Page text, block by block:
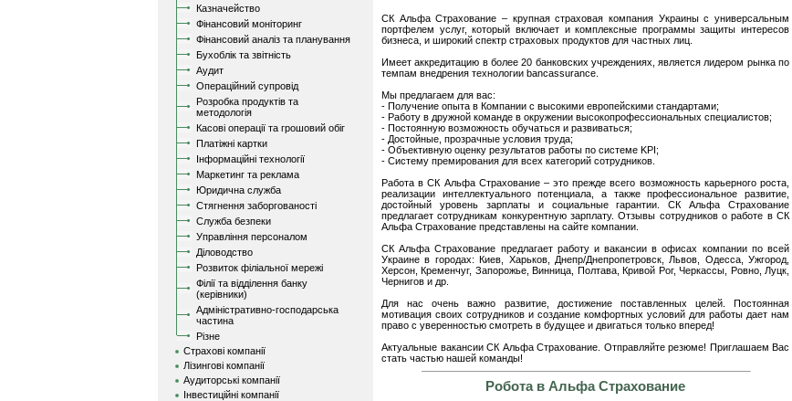
Казначейство
Фінансовий моніторинг
Фінансовий аналіз та планування
Бухоблік та звітність
Аудит
Операційний супровід
Розробка продуктів та
методологія
Касові операції та грошовий обіг
Платіжні картки
Інформаційні технології
Маркетинг та реклама
Юридична служба
Стягнення заборгованості
Служба безпеки
Управління персоналом
Діловодство
Розвиток філіальної мережі
Філії та відділення банку
(керівники)
Адміністративно-господарська
частина
Різне
Страхові компанії
Лізингові компанії
Аудиторські компанії
Інвестиційні компанії
СК Альфа Страхование – крупная страховая компания Украины с универсальным
портфелем услуг, который включает и комплексные программы защиты интересов
бизнеса, и широкий спектр страховых продуктов для частных лиц.
Имеет аккредитацию в более 20 банковских учреждениях, является лидером рынка по
темпам внедрения технологии bancassurance.
Мы предлагаем для вас:
- Получение опыта в Компании с высокими европейскими стандартами;
- Работу в дружной команде в окружении высокопрофессиональных специалистов;
- Постоянную возможность обучаться и развиваться;
- Достойные, прозрачные условия труда;
- Объективную оценку результатов работы по системе KPI;
- Систему премирования для всех категорий сотрудников.
Работа в СК Альфа Страхование – это прежде всего возможность карьерного роста,
реализации интеллектуального потенциала, а также профессиональное развитие,
достойный уровень зарплаты и социальные гарантии. СК Альфа Страхование
предлагает сотрудникам конкурентную зарплату. Отзывы сотрудников о работе в СК
Альфа Страхование представлены на сайте компании.
СК Альфа Страхование предлагает работу и вакансии в офисах компании по всей
Украине в городах: Киев, Харьков, Днепр/Днепропетровск, Львов, Одесса, Ужгород,
Херсон, Кременчуг, Запорожье, Винница, Полтава, Кривой Рог, Черкассы, Ровно, Луцк,
Чернигов и др.
Для нас очень важно развитие, достижение поставленных целей. Постоянная
мотивация своих сотрудников и создание комфортных условий для работы дает нам
право с уверенностью смотреть в будущее и двигаться только вперед!
Актуальные вакансии СК Альфа Страхование. Отправляйте резюме! Приглашаем Вас
стать частью нашей команды!
Робота в Альфа Страхование